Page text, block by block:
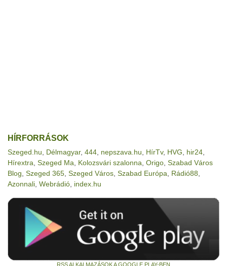
HÍRFORRÁSOK
Szeged.hu Délmagyar, 444 nepszava.hu HírTv, HVG hir24
Hírextra Szeged Ma Kolozsvári szalonna Origo Szabad Város
Blog Szeged 365 Szeged Város Szabad Európa Rádió88
Azonnali Webrádió index.hu
RSS ALKALMAZÁSOK A GOOGLE PLAY-BEN